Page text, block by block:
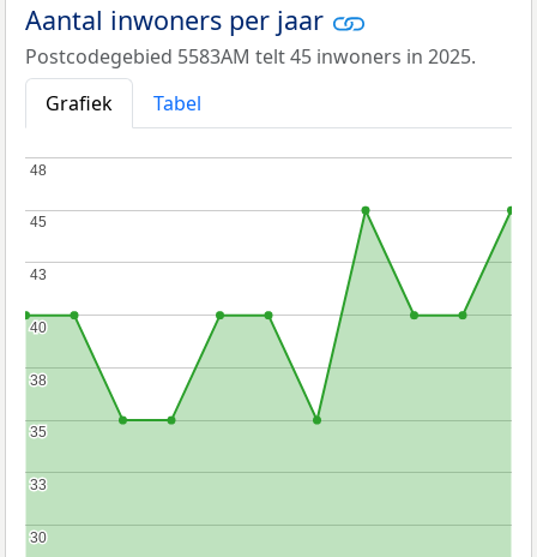
Aantal inwoners per jaar
Postcodegebied 5583AM telt 45 inwoners in 2025.
Grafiek
Tabel
30
30
33
33
35
35
38
38
40
40
43
43
45
45
48
48